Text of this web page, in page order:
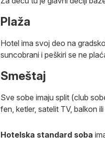
Plaža
Hotel ima svoj deo na
suncobrani i peškiri se ne
Smeštaj
Sve sobe imaju split (club
fen, ketler, satelit TV, balkon
Hotelska standard soba